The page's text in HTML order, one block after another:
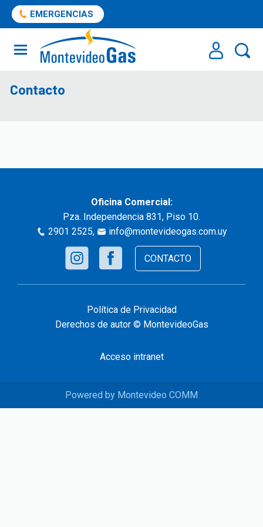
EMERGENCIAS
Contacto
Oficina Comercial:
Pza. Independencia 831, Piso 10.
2901 2525, info@montevideogas.com.uy
CONTACTO
Política de Privacidad
Derechos de autor © MontevideoGas
Acceso intranet
Powered by Montevideo COMM